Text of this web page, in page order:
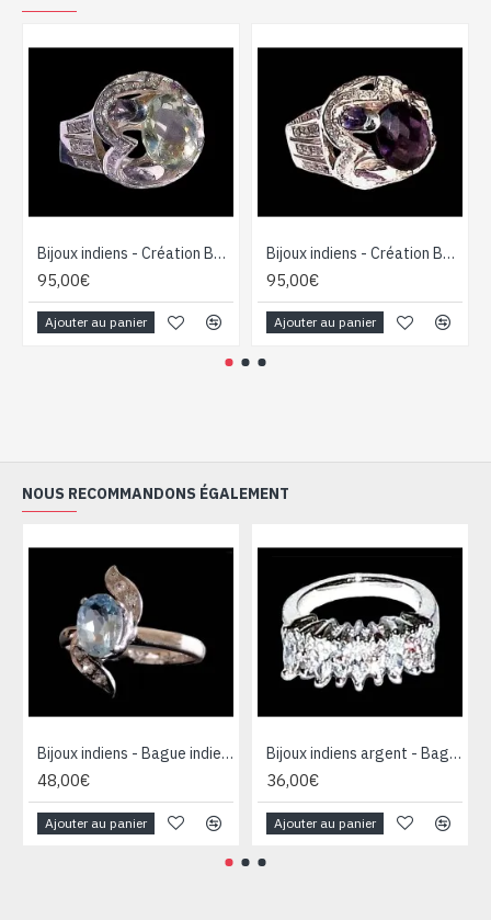
Bijoux indiens - Création Bague Améthyste-Quartz Vert
95,00€
Ajouter au panier
Bijoux indiens - Création Bague Améthyste
95,00€
Ajouter au panier
NOUS RECOMMANDONS ÉGALEMENT
Bijoux indiens - Bague indienne rhodiée Topaze
48,00€
Ajouter au panier
Bijoux indiens argent - Bague indienne oxyde de Zirconium
36,00€
Ajouter au panier